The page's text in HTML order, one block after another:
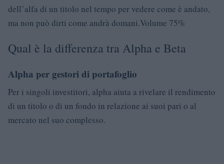
dell’alfa di un titolo nel tempo per vedere come è andato,
ma non può dirti come andrà domani.Volume 75%
Qual è la differenza tra Alpha e Beta
Alpha per gestori di portafoglio
Per i singoli investitori, alpha aiuta a rivelare il rendimento
di un titolo o di un fondo in relazione ai suoi pari o al
mercato nel suo complesso.